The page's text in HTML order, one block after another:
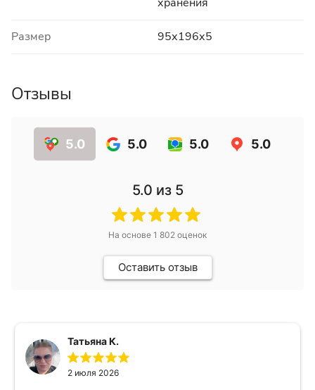
хранения
Размер 95х196х5
Отзывы
5.0 5.0 5.0 5.0
5.0 из 5
На основе 1 802 оценок
Оставить отзыв
Татьяна К.
2 июля 2026